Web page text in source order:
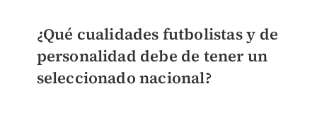
¿Qué cualidades futbolistas y de
personalidad debe de tener un
seleccionado nacional?